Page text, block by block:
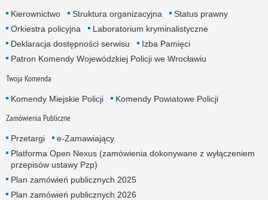
Kierownictwo Struktura organizacyjna
Status prawny
Orkiestra policyjna
Laboratorium kryminalistyczne
Deklaracja dostępności serwisu
Izba Pamięci
Patron Komendy Wojewódzkiej Policji we Wrocławiu
Twoja Komenda
Komendy Miejskie Policji Komendy Powiatowe Policji
Zamówienia Publiczne
Przetargi
e-Zamawiający
Platforma Open Nexus (zamówienia dokonywane z wyłączeniem
przepisów ustawy Pzp)
Plan zamówień publicznych 2025
Plan zamówień publicznych 2026